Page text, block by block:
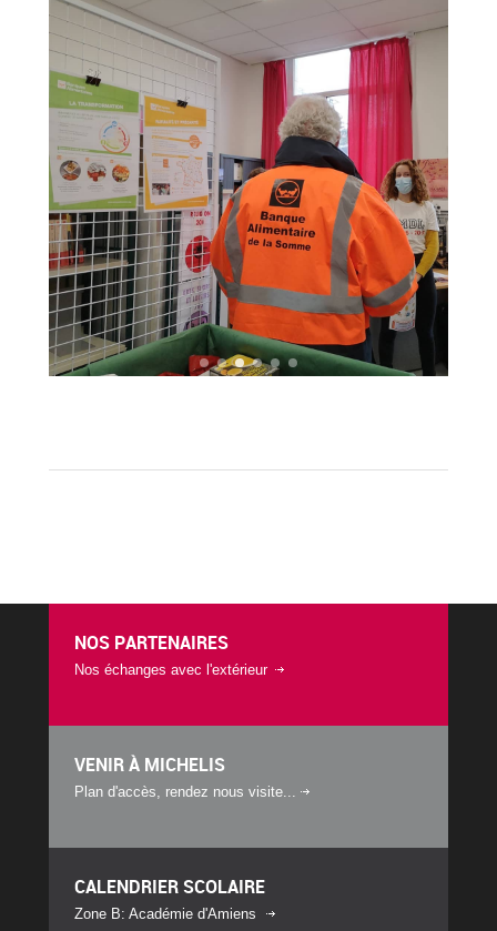
NOS PARTENAIRES
Nos échanges avec l'extérieur
VENIR À MICHELIS
Plan d'accès, rendez nous visite...
CALENDRIER SCOLAIRE
Zone B: Académie d'Amiens